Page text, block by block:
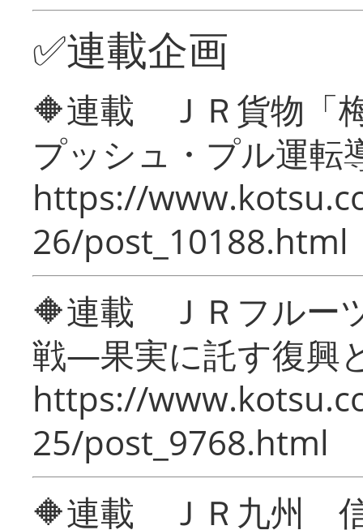
✅連載企画
🔶連載 ＪＲ貨物「
プッシュ・プル運転
https://
26/post_10188.html
🔶連載 ＪＲフルー
戦―果実に託す復興
https://
25/post_9768.html
🔶連載 ＪＲ九州 信